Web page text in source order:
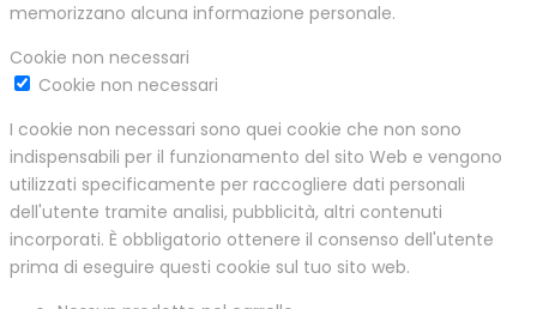
memorizzano alcuna informazione personale.
Cookie non necessari
Cookie non necessari
I cookie non necessari sono quei cookie che non sono
indispensabili per il funzionamento del sito Web e vengono
utilizzati specificamente per raccogliere dati personali
dell'utente tramite analisi, pubblicità, altri contenuti
incorporati. È obbligatorio ottenere il consenso dell'utente
prima di eseguire questi cookie sul tuo sito web.